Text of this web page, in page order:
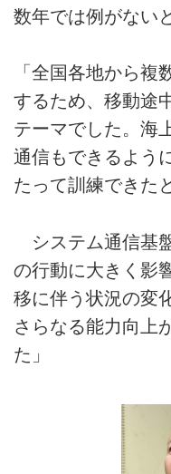
数年では例がない
「全国各地から複
するため、移動途
テーマでした。海
通信もできるよう
たって訓練できた
システム通信基
の行動に大きく影
移に伴う状況の変
さらなる能力向上
た」